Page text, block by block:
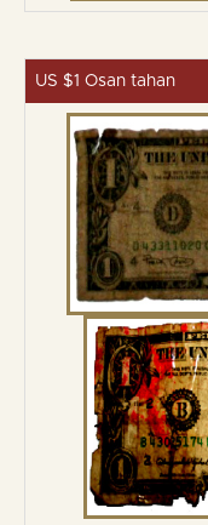
US $1 Osan tahan